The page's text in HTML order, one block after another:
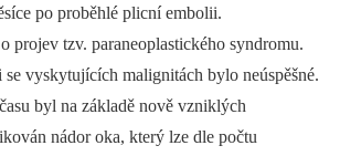
po proběhlé plicní embolii.
projev tzv. paraneoplastického syndromu.
se vyskytujících malignitách bylo neúspěšné.
byl na základě nově vzniklých
nádor oka, který lze dle počtu